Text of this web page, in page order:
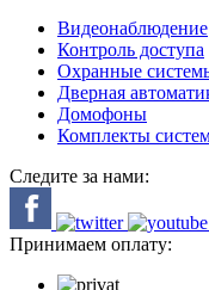
Видеонаблюдение
Контроль доступа
Охранные
Дверная
Домофоны
Комплекты
Следите за нами:
Принимаем оплату: